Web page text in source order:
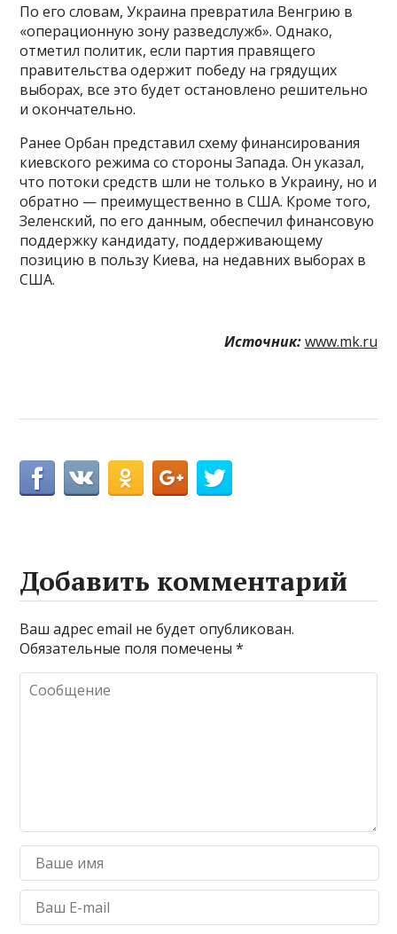
По его словам, Украина превратила Венгрию в
«операционную зону разведслужб». Однако,
отметил политик, если партия правящего
правительства одержит победу на грядущих
выборах, все это будет остановлено решительно
и окончательно.
Ранее Орбан представил схему финансирования
киевского режима со стороны Запада. Он указал,
что потоки средств шли не только в Украину, но и
обратно — преимущественно в США. Кроме того,
Зеленский, по его данным, обеспечил финансовую
поддержку кандидату, поддерживающему
позицию в пользу Киева, на недавних выборах в
США.
Источник: www.mk.ru
Добавить комментарий
Ваш адрес email не будет опубликован.
Обязательные поля помечены*